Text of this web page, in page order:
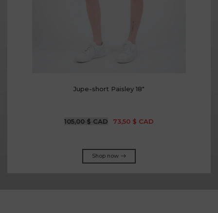
Pull à col en V bouffant avec découpe
$80.00 CAD $56.00 CAD
Shop now